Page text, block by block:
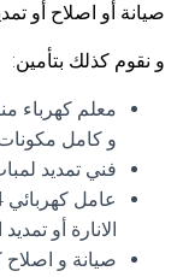
صيانة أو اصلاح أو
و نقوم كذلك بتأمين:
معلم كهرباء
و كامل مكونات
فني تمديد
الانارة أو
صيانة و